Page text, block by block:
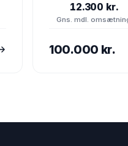
12.300 kr.
Gns. mdl.
100.000 kr.